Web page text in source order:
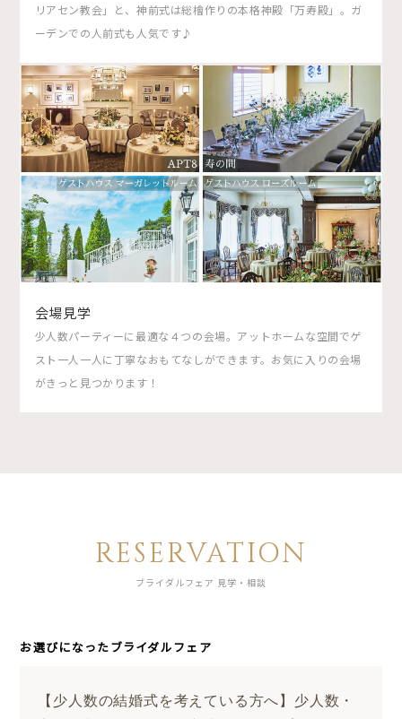
リアセン教会」と、神前式は総檜作りの本格神殿「万寿殿」。ガ
ーデンでの人前式も人気です♪
会場見学
少人数パーティーに最適な４つの会場。アットホームな空間でゲ
スト一人一人に丁寧なおもてなしができます。お気に入りの会場
がきっと見つかります！
RESERVATION
ブライダルフェア 見学・相談
お選びになったブライダルフェア
【少人数の結婚式を考えている方へ】少人数・